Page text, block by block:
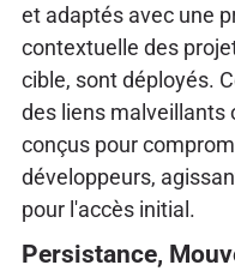
et adaptés avec une
contextuelle des
cible, sont déployés.
des liens malveillants
conçus pour
développeurs,
pour l'accès initial.
Persistance,